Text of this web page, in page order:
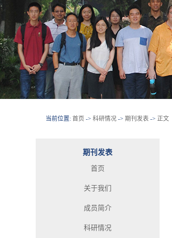
当前位置: 首页 -> 科研情况 -> 期刊发表 -> 正文
期刊发表
首页
关于我们
成员简介
科研情况